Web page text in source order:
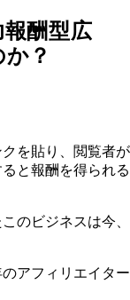
酬型広
？
を貼り、閲覧者が
と報酬を得られる
のビジネスは今、
アフィリエイター